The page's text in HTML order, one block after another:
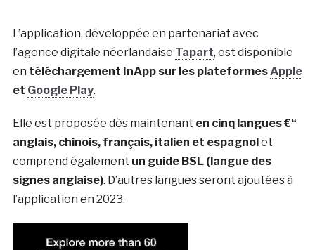
L’application, développée en partenariat avec
l’agence digitale néerlandaise Tapart, est disponible
en téléchargement InApp sur les plateformes Apple
et Google Play.
Elle est proposée dès maintenant en cinq langues €“
anglais, chinois, français, italien et espagnolet
comprend également un guide BSL (langue des
signes anglaise). D’autres langues seront ajoutées à
l’application en 2023.